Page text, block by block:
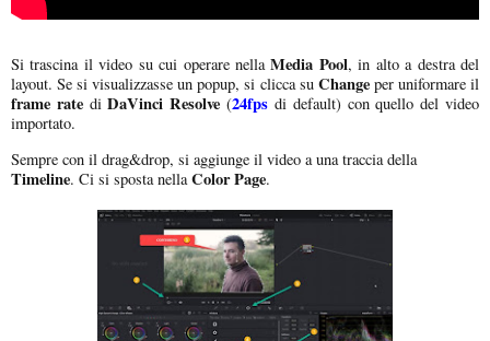
Si trascina il video su cui operare nellaMedia Pool, in alto a destra del
layout. Se si visualizzasse un popup, si clicca su Changeper uniformare il
frame ratediDaVinci Resolve (24fps di default) con quello del video
importato.
Sempre con il drag&drop, si aggiunge il video a una traccia della
Timeline. Ci si sposta nella Color Page.